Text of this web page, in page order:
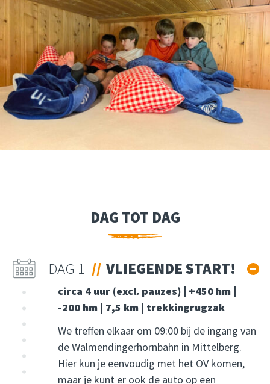
DAG TOT DAG
DAG 1 VLIEGENDE START!
circa 4 uur (excl. pauzes) | +450 hm |
-200 hm | 7,5 km | trekkingrugzak
We treffen elkaar om 09:00 bij de ingang van
de Walmendingerhornbahn in Mittelberg.
Hier kun je eenvoudig met het OV komen,
maar je kunt er ook de auto op een